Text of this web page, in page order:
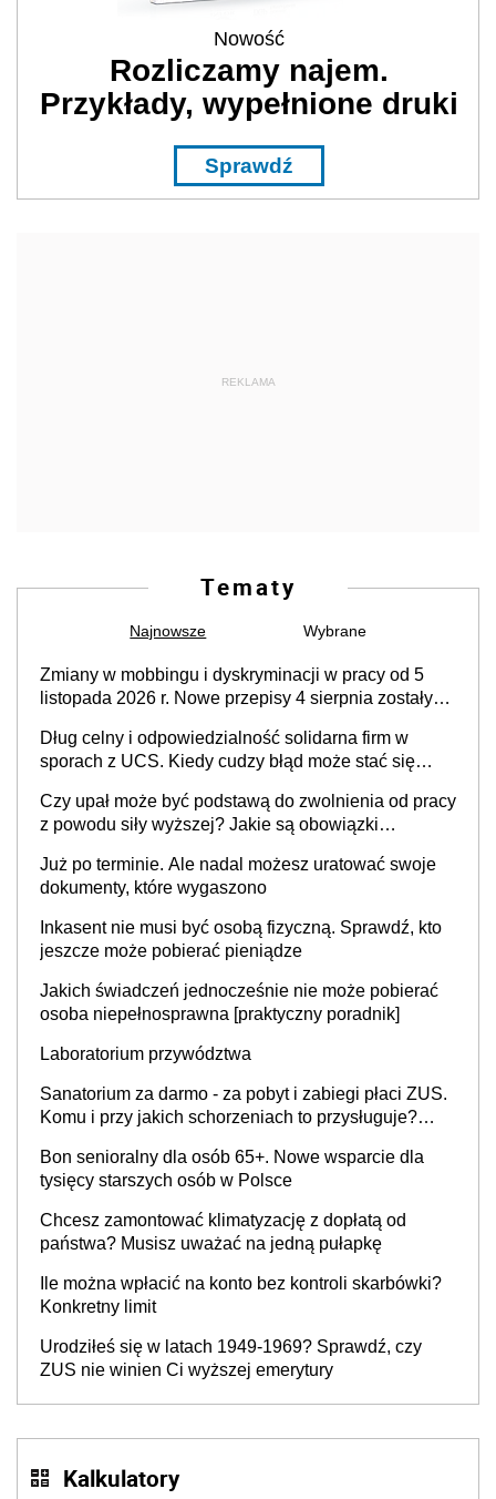
Nowość
Rozliczamy najem.
Przykłady, wypełnione druki
Sprawdź
REKLAMA
Tematy
Najnowsze Wybrane
Zmiany w mobbingu i dyskryminacji w pracy od 5
listopada 2026 r. Nowe przepisy 4 sierpnia zostały
Dług celny i odpowiedzialność solidarna firm w
sporach z UCS. Kiedy cudzy błąd może stać się
Czy upał może być podstawą do zwolnienia od pracy
z powodu siły wyższej? Jakie są obowiązki
Już po terminie. Ale nadal możesz uratować swoje
dokumenty, które wygaszono
Inkasent nie musi być osobą fizyczną. Sprawdź, kto
jeszcze może pobierać pieniądze
Jakich świadczeń jednocześnie nie może pobierać
osoba niepełnosprawna [praktyczny poradnik]
Laboratorium przywództwa
Sanatorium za darmo - za pobyt i zabiegi płaci ZUS.
Komu i przy jakich schorzeniach to przysługuje?
uzyskać skierowanie?
Bon senioralny dla osób 65+. Nowe wsparcie dla
tysięcy starszych osób w Polsce
Chcesz zamontować klimatyzację z dopłatą od
państwa? Musisz uważać na jedną pułapkę
Ile można wpłacić na konto bez kontroli skarbówki?
Konkretny limit
Urodziłeś się w latach 1949-1969? Sprawdź, czy
ZUS nie winien Ci wyższej emerytury
Kalkulatory